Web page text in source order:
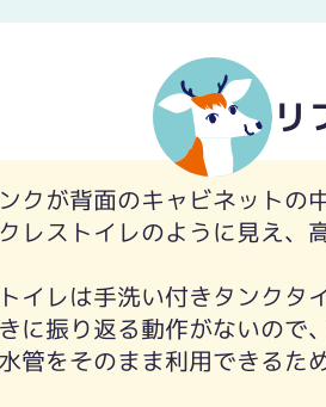
リ
クが背面のキャビネットの
レストイレのように見え、
イレは手洗い付きタンクタ
に振り返る動作がないので
管をそのまま利用できるた